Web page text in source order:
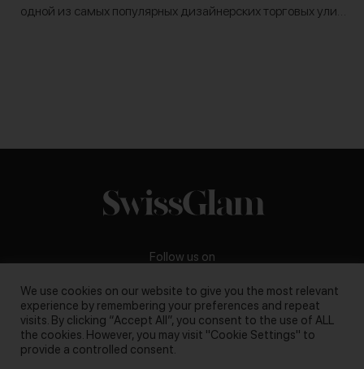
одной из самых популярных дизайнерских торговых улиц
Follow us on
Business inquiries:darya@swissglam.ch
We use cookies on our website to give you the most relevant
experience by remembering your preferences and repeat
visits. By clicking “Accept All”, you consent to the use of ALL
the cookies. However, you may visit "Cookie Settings" to
provide a controlled consent.